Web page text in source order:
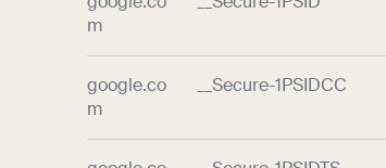
m
google.co
m
__Secure-1PSIDCC